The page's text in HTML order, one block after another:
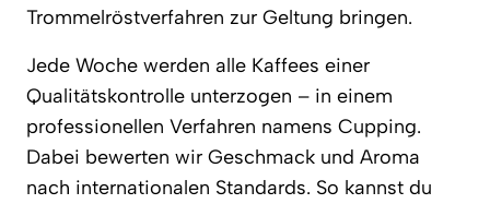
Trommelröstverfahren zur Geltung bringen.
Jede Woche werden alle Kaffees einer
Qualitätskontrolle unterzogen – in einem
professionellen Verfahren namens Cupping.
Dabei bewerten wir Geschmack und Aroma
nach internationalen Standards. So kannst du